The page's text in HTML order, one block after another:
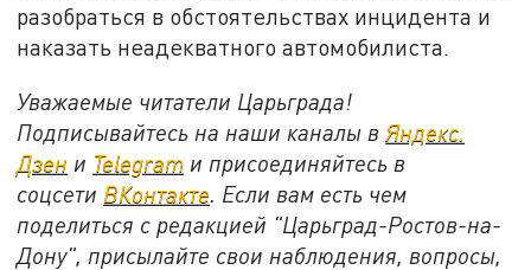
разобраться в обстоятельствах инцидента и
наказать неадекватного автомобилиста.
Уважаемые читатели Царьграда!
Подписывайтесь на наши каналы в Яндекс.
Дзен и Telegram и присоединяйтесь в
соцсети ВКонтакте . Если вам есть чем
поделиться с редакцией "Царьград-Ростов-на-
Дону", присылайте свои наблюдения, вопросы,